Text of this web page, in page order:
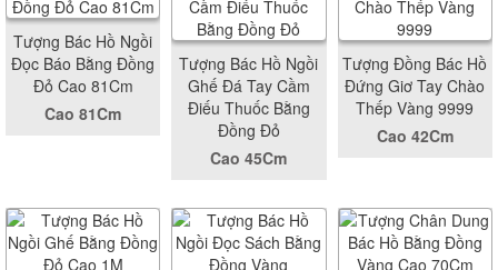
Tượng Bác Hồ Ngồi
Đọc Báo Bằng Đồng
Đỏ Cao 81Cm
Cao 81Cm
Tượng Bác Hồ Ngồi
Ghế Đá Tay Cầm
Điếu Thuốc Bằng
Đồng Đỏ
Cao 45Cm
Tượng Đồng Bác Hồ
Đứng Giơ Tay Chào
Thếp Vàng 9999
Cao 42Cm